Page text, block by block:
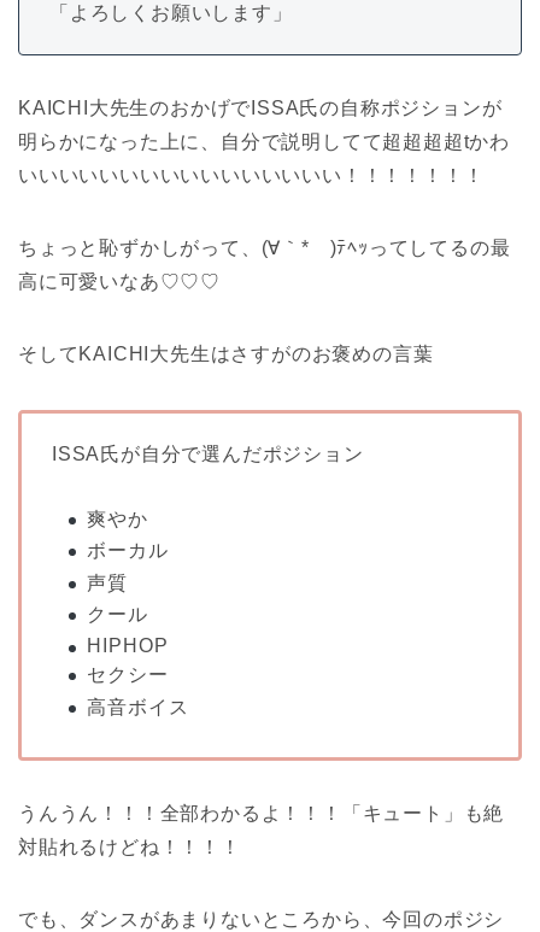
「よろしくお願いします」
KAICHI大先生のおかげでISSA氏の自称ポジションが
明らかになった上に、自分で説明してて超超超超tかわ
いいいいいいいいいいいいいいいい！！！！！！！
ちょっと恥ずかしがって、(∀｀*ゞ)ﾃﾍｯってしてるの最
高に可愛いなあ♡♡♡
そしてKAICHI大先生はさすがのお褒めの言葉
ISSA氏が自分で選んだポジション
爽やか
ボーカル
声質
クール
HIPHOP
セクシー
高音ボイス
うんうん！！！全部わかるよ！！！「キュート」も絶
対貼れるけどね！！！！
でも、ダンスがあまりないところから、今回のポジシ